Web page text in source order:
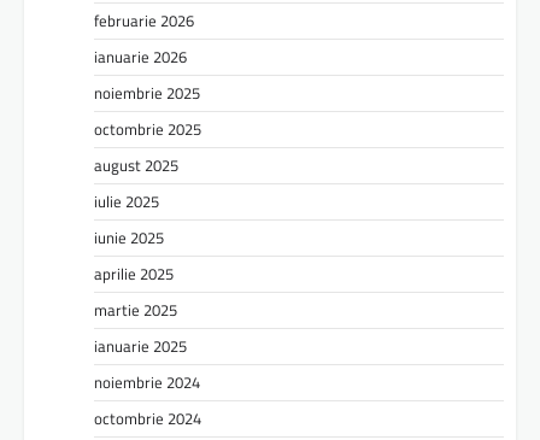
februarie 2026
ianuarie 2026
noiembrie 2025
octombrie 2025
august 2025
iulie 2025
iunie 2025
aprilie 2025
martie 2025
ianuarie 2025
noiembrie 2024
octombrie 2024